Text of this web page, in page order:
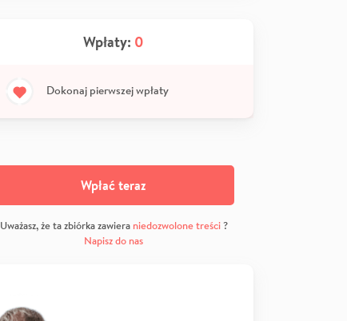
Wpłaty: 0
Dokonaj pierwszej wpłaty
Wpłać teraz
Uważasz, że ta zbiórka zawiera niedozwolone treści?
Napisz do nas